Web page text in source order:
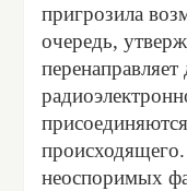
пригрозила
очередь,
неоспоримых